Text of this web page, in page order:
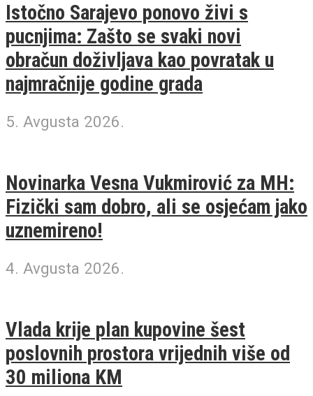
Istočno Sarajevo ponovo živi s
pucnjima: Zašto se svaki novi
obračun doživljava kao povratak u
najmračnije godine grada
5. Avgusta 2026.
Novinarka Vesna Vukmirović za MH:
Fizički sam dobro, ali se osjećam jako
uznemireno!
4. Avgusta 2026.
Vlada krije plan kupovine šest
poslovnih prostora vrijednih više od
30 miliona KM